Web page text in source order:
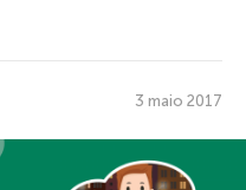
3 maio 2017